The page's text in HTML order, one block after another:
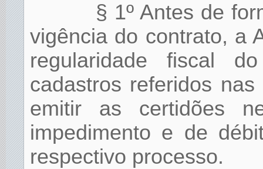
§ 1º Antes de
vigência do contrato, a
regularidade fiscal
cadastros referidos
emitir as certidões
impedimento e de
respectivo processo.